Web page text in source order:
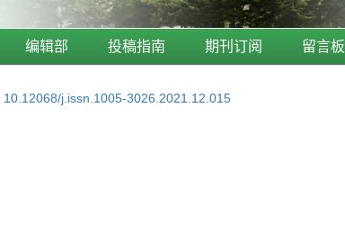
编辑部 投稿指南 期刊订阅 留言板
10.12068/j.issn.1005-3026.2021.12.015